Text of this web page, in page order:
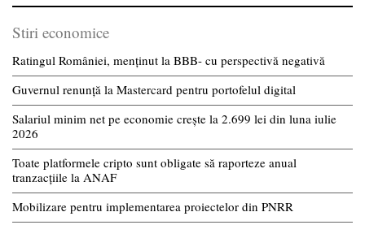
Stiri economice
Ratingul României, menținut la BBB- cu perspectivă negativă
Guvernul renunță la Mastercard pentru portofelul digital
Salariul minim net pe economie crește la 2.699 lei din luna iulie
2026
Toate platformele cripto sunt obligate să raporteze anual
tranzacțiile la ANAF
Mobilizare pentru implementarea proiectelor din PNRR